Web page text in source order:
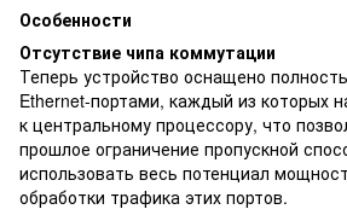
Особенности
Отсутствие чипа коммутации
Теперь устройство оснащено
Ethernet-портами, каждый из которых
к центральному процессору, что
прошлое ограничение пропускной
использовать весь потенциал
обработки трафика этих портов.